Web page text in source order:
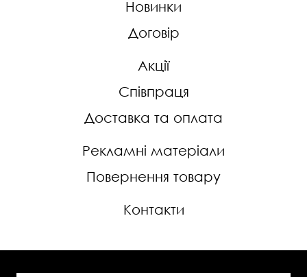
Новинки
Договір
Акції
Співпраця
Доставка та оплата
Рекламні матеріали
Повернення товару
Контакти